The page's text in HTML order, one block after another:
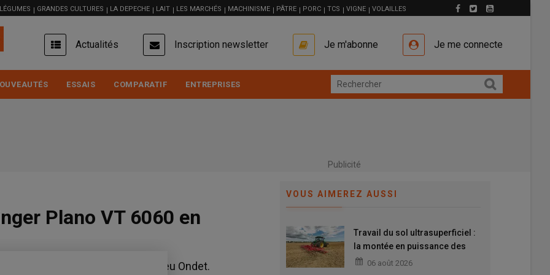
GRANDES CULTURES LA DEPECHE LAIT LES MARCHÉS MACHINISME PÂTRE PORC TCS VIGNE VOLAILLES
USER
ACCOUNT
MENU
Actualités Inscription newsletter Je m'abonne Je me connecte
ESSAIS COMPARATIF ENTREPRISES
Publicité
Plano VT 6060 en
VT 6060 de Pöttinger par Mathieu Ondet.
VOUS AIMEREZ AUSSI
Travail du sol ultrasuperficiel :
la montée en puissance des
outils combinés
06 août 2026